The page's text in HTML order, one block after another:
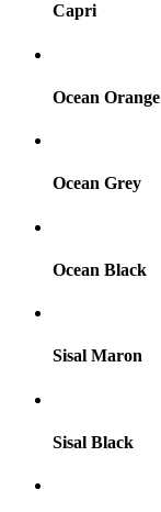
Capri
Ocean Orange
Ocean Grey
Ocean Black
Sisal Maron
Sisal Black